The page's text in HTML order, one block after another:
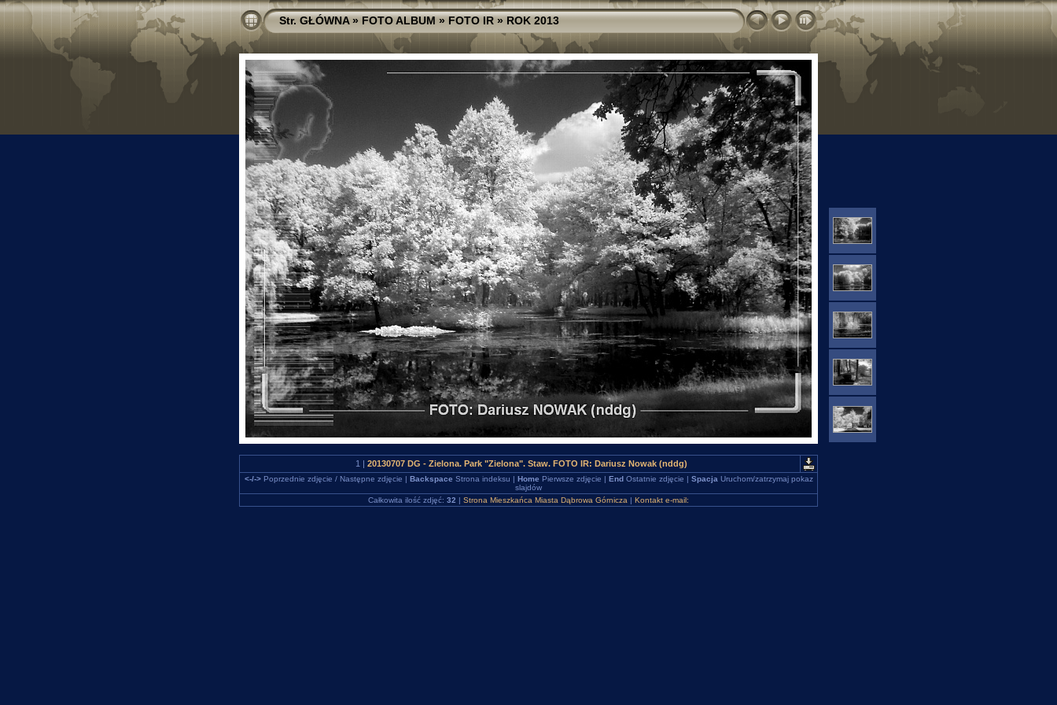
Str. GŁÓWNA»FOTO ALBUM»FOTO IR»ROK 2013
1 | 20130707 DG - Zielona. Park "Zielona". Staw. FOTO IR: Dariusz Nowak (nddg)
<-/->Poprzednie zdjęcie / Następne zdjęcie | Backspace Strona indeksu | Home Pierwsze zdjęcie | EndOstatnie zdjęcie | Spacja Uruchom/zatrzymaj pokaz
slajdów
Całkowita ilość zdjęć: 32 | Strona Mieszkańca Miasta Dąbrowa Górnicza | Kontakt e-mail: